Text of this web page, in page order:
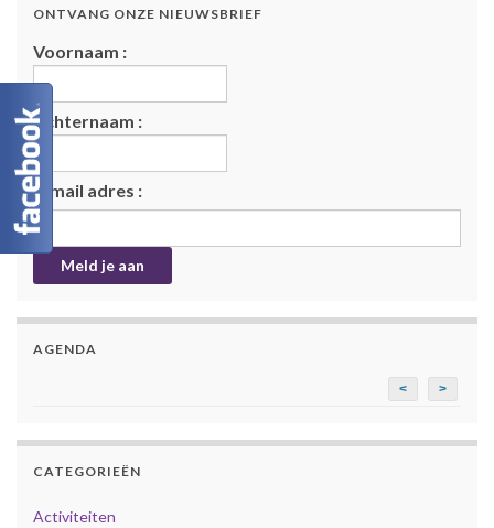
ONTVANG ONZE NIEUWSBRIEF
Voornaam :
Achternaam :
E-mail adres :
AGENDA
< >
CATEGORIEËN
Activiteiten